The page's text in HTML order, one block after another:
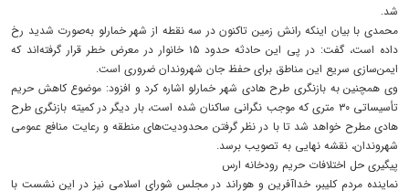
شد.
محمدی با بیان اینکه رانش زمین تاکنون در سه نقطه از شهر خمارلو به‌صورت شدید رخ
داده است، گفت: در پی این حادثه حدود ۱۵ خانوار در معرض خطر قرار گرفته‌اند که
ایمن‌سازی سریع این مناطق برای حفظ جان شهروندان ضروری است.
وی همچنین به بازنگری طرح هادی شهر خمارلو اشاره کرد و افزود: موضوع کاهش حریم
تأسیساتی ۳۰ متری که موجب نگرانی ساکنان شده است، بار دیگر در کمیته بازنگری طرح
هادی مطرح خواهد شد تا با در نظر گرفتن محدودیت‌های منطقه و رعایت منافع عمومی
شهروندان، نقشه نهایی به تصویب برسد.
پیگیری حل اختلافات حریم رودخانه ارس
نماینده مردم کلیبر، خداآفرین و هوراند در مجلس شورای اسلامی نیز در این نشست با